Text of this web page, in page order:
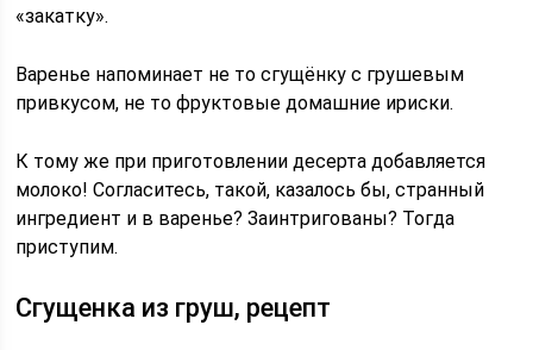
«закатку».
Варенье напоминает не то сгущёнку с грушевым
привкусом, не то фруктовые домашние ириски.
К тому же при приготовлении десерта добавляется
молоко! Согласитесь, такой, казалось бы, странный
ингредиент и в варенье? Заинтригованы? Тогда
приступим.
Сгущенка из груш, рецепт